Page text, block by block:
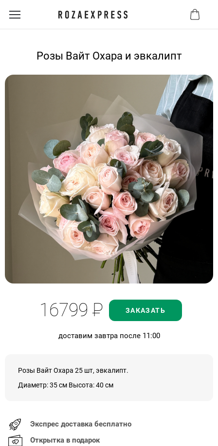
Розы Вайт Охара и эвкалипт
16799Р ЗАКАЗАТЬ
доставим завтра после 11:00
Розы Вайт Охара 25 шт, эвкалипт.
Диаметр: 35 см Высота: 40 см
Экспрес доставка бесплатно
Открытка в подарок